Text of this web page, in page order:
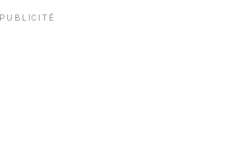
PUBLICITÉ